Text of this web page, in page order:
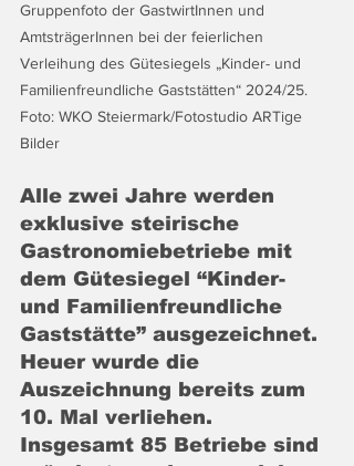
Gruppenfoto der GastwirtInnen und
AmtsträgerInnen bei der feierlichen
Verleihung des Gütesiegels „Kinder- und
Familienfreundliche Gaststätten“ 2024/25.
Foto: WKO Steiermark/Fotostudio ARTige
Bilder
Alle zwei Jahre werden
exklusive steirische
Gastronomiebetriebe mit
dem Gütesiegel “Kinder-
und Familienfreundliche
Gaststätte” ausgezeichnet.
Heuer wurde die
Auszeichnung bereits zum
10. Mal verliehen.
Insgesamt 85 Betriebe sind